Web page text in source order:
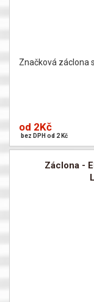
Značková záclona
od 2Kč
bez DPH od 2 Kč
Záclona -